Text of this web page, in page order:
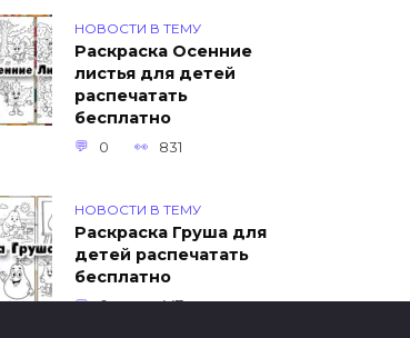
НОВОСТИ В ТЕМУ
Раскраска Осенние
листья для детей
распечатать
бесплатно
0 831
НОВОСТИ В ТЕМУ
Раскраска Груша для
детей распечатать
бесплатно
0 447